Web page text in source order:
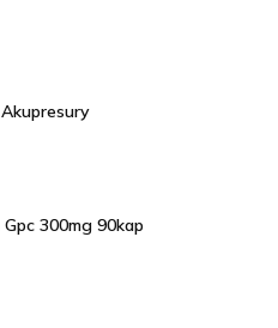
300mg 90kap